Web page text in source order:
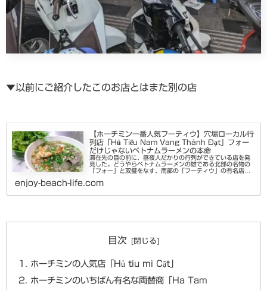
▼以前にご紹介したこのお店とはまた別の店
【ホーチミン一番人気フーティウ】穴場ローカル行
列店「Hủ Tiếu Nam Vang Thành Đạt」フォー
だけじゃないベトナムラーメンの本命
滞在先の目の前に、昼夜人だかりの行列ができている店を発
見した。どうやらベトナムラーメンの雄である北部の名物の
「フォー」と双璧をなす、南部の「フーティウ」の有名店ら
る、米粉から作られた細くて...
enjoy-beach-life.com
目次
ホーチミンの人気店「Hủ tíu mì Cật」
ホーチミンのいちばん有名な両替商「Ha Tam